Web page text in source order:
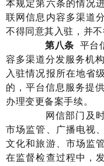
本规定第六条的情况
联网信息内容多渠道
不得同意其入驻 ， 并
第八条 平台
容多渠道分发服务机
入驻情况报所在地省
的，平台信息服务提
办理变更备案手续。
网信部门及时
市场监管 、广播电视
文化和旅游、 市场监管
在监督检查过程中，